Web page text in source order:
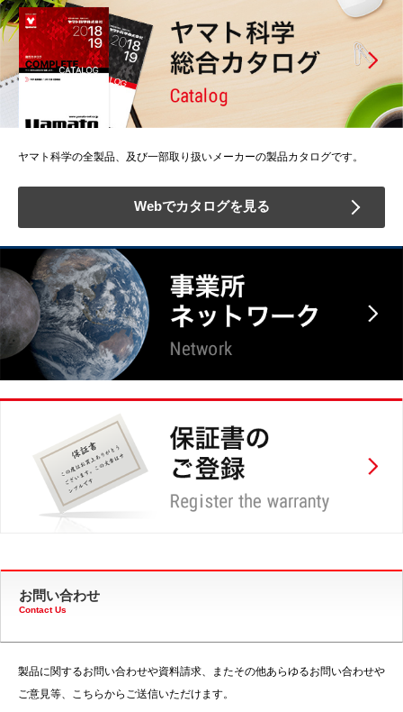
ヤマト科学の全製品、及び一部取り扱いメーカーの製品カタログです。
Webでカタログを見る
お問い合わせ
Contact Us
製品に関するお問い合わせや資料請求、またその他あらゆるお問い合わせや
ご意見等、こちらからご送信いただけます。